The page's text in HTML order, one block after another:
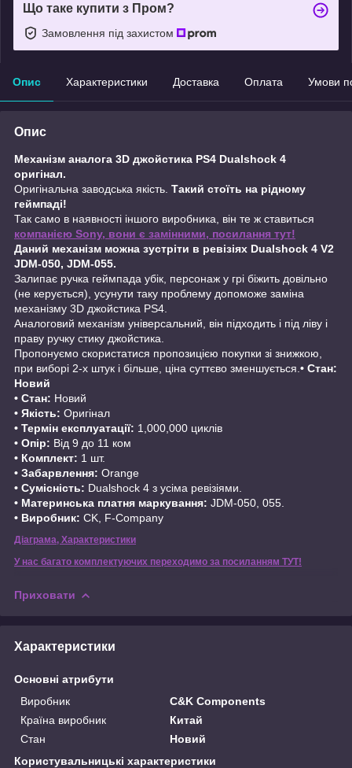
Що таке купити з Пром?
Замовлення під захистом
Опис Характеристики Доставка Оплата Умови
Опис
Механізм аналога 3D джойстика PS4 Dualshock 4
оригінал.
Оригінальна заводська якість. Такий стоїть на рідному
геймпаді!
Так само в наявності іншого виробника, він те ж ставиться
компанією Sony, вони є замінними, посилання тут!
Даний механізм можна зустріти в ревізіях Dualshock 4 V2
JDM-050, JDM-055.
Залипає ручка геймпада убік, персонаж у грі біжить довільно
(не керується), усунути таку проблему допоможе заміна
механізму 3D джойстика PS4.
Аналоговий механізм універсальний, він підходить і під ліву і
праву ручку стику джойстика.
Пропонуємо скористатися пропозицією покупки зі знижкою,
при виборі 2-х штук і більше, ціна суттєво зменшується. • Стан:
Новий
• Стан: Новий
• Якість: Оригінал
• Термін експлуатації: 1,000,000 циклів
• Опір: Від 9 до 11 ком
• Комплект: 1 шт.
• Забарвлення: Orange
• Сумісність: Dualshock 4 з усіма ревізіями.
• Материнська платня маркування: JDM-050, 055.
• Виробник: CK, F-Company
Діаграма, Характеристики
У нас багато комплектуючих переходимо за посиланням ТУТ!
Приховати
Характеристики
Основні атрибути
Виробник
C&K Components
Країна виробник
Китай
Стан
Новий
Користувальницькі характеристики